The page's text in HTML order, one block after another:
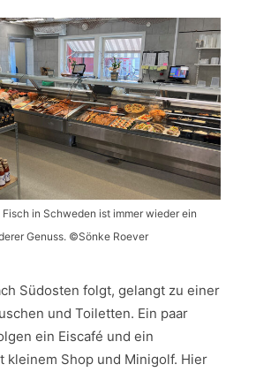
in Schweden ist immer wieder ein
Genuss. ©Sönke Roever
Südosten folgt, gelangt zu einer
und Toiletten. Ein paar
ein Eiscafé und ein
kleinem Shop und Minigolf. Hier